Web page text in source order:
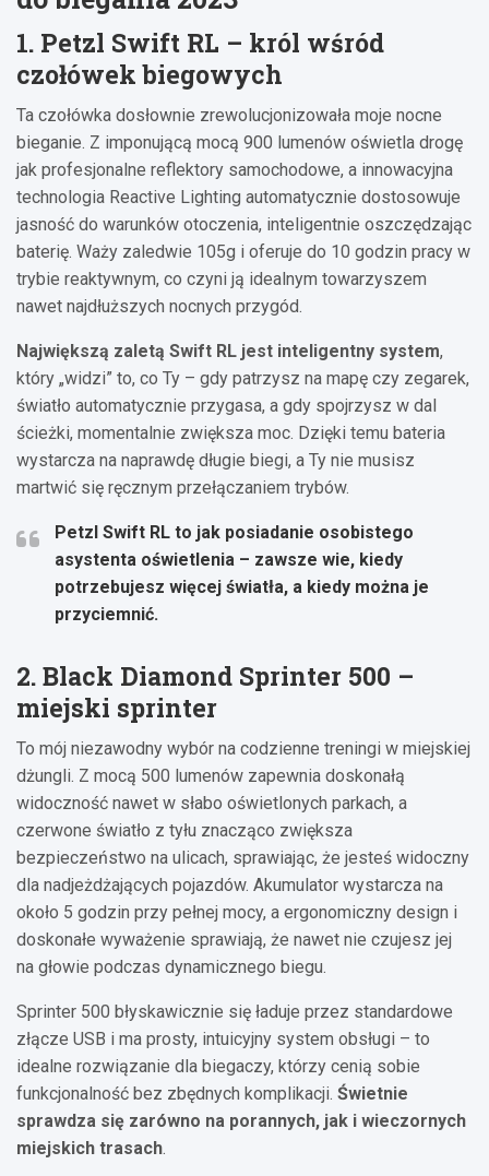
1. Petzl Swift RL – król wśród
czołówek biegowych
Ta czołówka dosłownie zrewolucjonizowała moje nocne
bieganie. Z imponującą mocą 900 lumenów oświetla drogę
jak profesjonalne reflektory samochodowe, a innowacyjna
technologia Reactive Lighting automatycznie dostosowuje
jasność do warunków otoczenia, inteligentnie oszczędzając
baterię. Waży zaledwie 105g i oferuje do 10 godzin pracy w
trybie reaktywnym, co czyni ją idealnym towarzyszem
nawet najdłuższych nocnych przygód.
Największą zaletą Swift RL jest inteligentny system,
który „widzi” to, co Ty – gdy patrzysz na mapę czy zegarek,
światło automatycznie przygasa, a gdy spojrzysz w dal
ścieżki, momentalnie zwiększa moc. Dzięki temu bateria
wystarcza na naprawdę długie biegi, a Ty nie musisz
martwić się ręcznym przełączaniem trybów.
Petzl Swift RL to jak posiadanie osobistego
asystenta oświetlenia – zawsze wie, kiedy
potrzebujesz więcej światła, a kiedy można je
przyciemnić.
2. Black Diamond Sprinter 500 –
miejski sprinter
To mój niezawodny wybór na codzienne treningi w miejskiej
dżungli. Z mocą 500 lumenów zapewnia doskonałą
widoczność nawet w słabo oświetlonych parkach, a
czerwone światło z tyłu znacząco zwiększa
bezpieczeństwo na ulicach, sprawiając, że jesteś widoczny
dla nadjeżdżających pojazdów. Akumulator wystarcza na
około 5 godzin przy pełnej mocy, a ergonomiczny design i
doskonałe wyważenie sprawiają, że nawet nie czujesz jej
na głowie podczas dynamicznego biegu.
Sprinter 500 błyskawicznie się ładuje przez standardowe
złącze USB i ma prosty, intuicyjny system obsługi – to
idealne rozwiązanie dla biegaczy, którzy cenią sobie
funkcjonalność bez zbędnych komplikacji. Świetnie
sprawdza się zarówno na porannych, jak i wieczornych
miejskich trasach.